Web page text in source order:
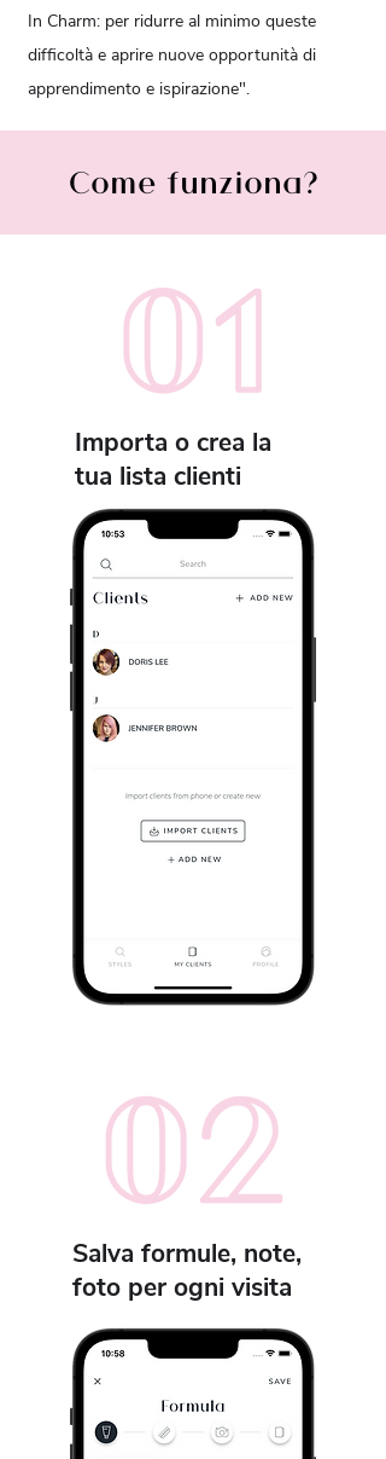
In Charm: per ridurre al minimo queste
difficoltà e aprire nuove opportunità di
apprendimento e ispirazione".
Importa o crea la
tua lista clienti
Salva formule, note,
foto per ogni visita
Come funziona?